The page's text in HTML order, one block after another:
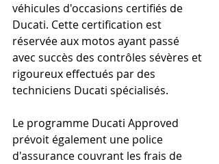
véhicules d'occasions certifiés de
Ducati. Cette certification est
réservée aux motos ayant passé
avec succès des contrôles sévères et
rigoureux effectués par des
techniciens Ducati spécialisés.
Le programme Ducati Approved
prévoit également une police
d'assurance couvrant les frais de